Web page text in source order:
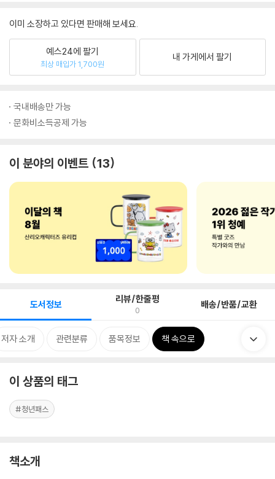
이미 소장하고 있다면 판매해 보세요.
예스24에 팔기
최상 매입가 1,700원
내 가게에서 팔기
국내배송만 가능
문화비소득공제 가능
이 분야의 이벤트 13
도서정보 리뷰/한줄평
0 배송/반품/교환
저자 소개 관련분류 품목정보 책 속으로
이 상품의 태그
#청년패스
책소개